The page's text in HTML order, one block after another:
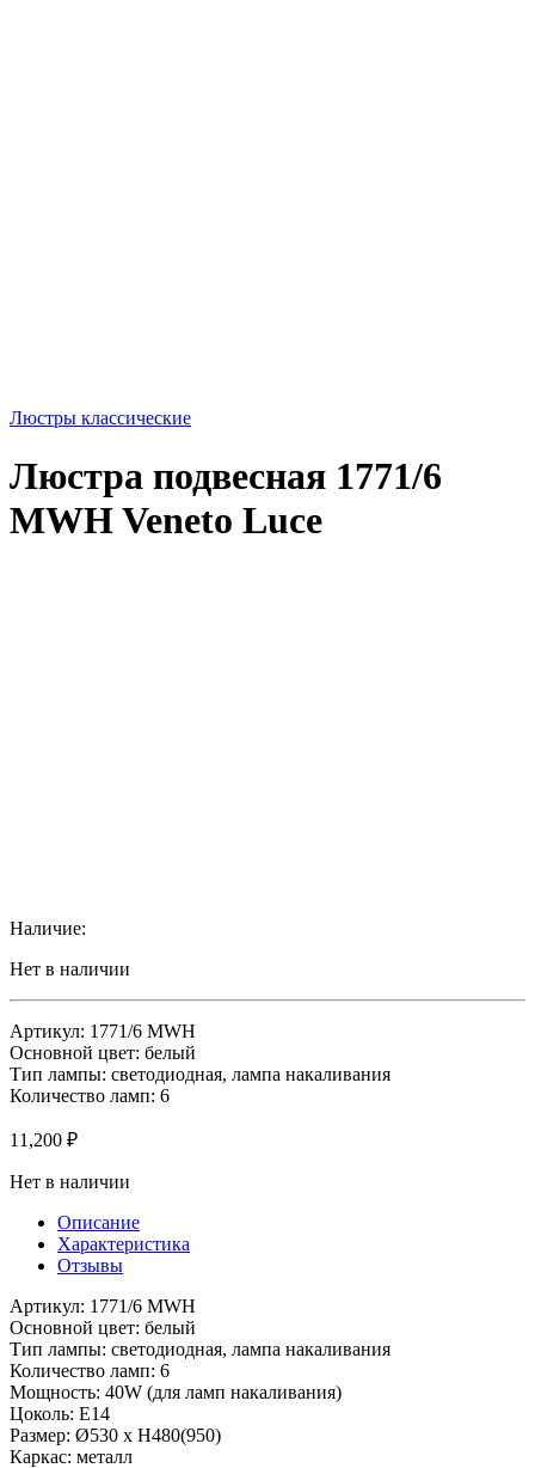
Люстры классические
Люстра подвесная 1771/6
MWH Veneto Luce
Наличие:
Нет в наличии
Артикул: 1771/6 MWH
Основной цвет: белый
Тип лампы: светодиодная, лампа накаливания
Количество ламп: 6
11,200 ₽
Нет в наличии
Описание
Характеристика
Отзывы
Артикул: 1771/6 MWH
Основной цвет: белый
Тип лампы: светодиодная, лампа накаливания
Количество ламп: 6
Мощность: 40W (для ламп накаливания)
Цоколь: E14
Размер: Ø530 x H480(950)
Каркас: металл